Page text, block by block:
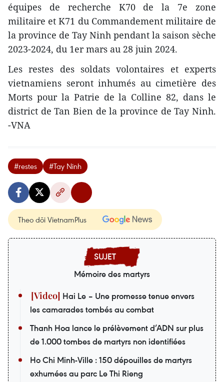
équipes de recherche K70 de la 7e zone
militaire et K71 du Commandement militaire de
la province de Tay Ninh pendant la saison sèche
2023-2024, du 1er mars au 28 juin 2024.
Les restes des soldats volontaires et experts
vietnamiens seront inhumés au cimetière des
Morts pour la Patrie de la Colline 82, dans le
district de Tan Bien de la province de Tay Ninh.
-VNA
#restes #Tay Ninh
Theo dõi VietnamPlus
Mémoire des martyrs
Hai Le – Une promesse tenue envers
les camarades tombés au combat
Thanh Hoa lance le prélèvement d’ADN sur plus
de 1.000 tombes de martyrs non identifiées
Ho Chi Minh-Ville : 150 dépouilles de martyrs
exhumées au parc Le Thi Rieng